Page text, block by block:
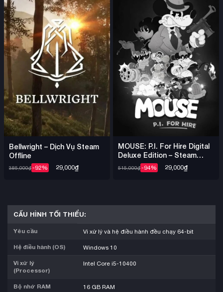
Bellwright – Dịch Vụ Steam
Offline
385,000₫-92% 29,000₫
MOUSE: P.I. For Hire Digital
Deluxe Edition – Steam
515,000₫-94% 29,000₫
CẤU HÌNH TỐI THIỂU:
Yêu cầu Vi xử lý và hệ điều hành đều chạy 64-bit
Hệ điều hành (OS) Windows 10
Vi xử lý
(Processor)
Intel Core i5-10400
Bộ nhớ RAM 16 GB RAM